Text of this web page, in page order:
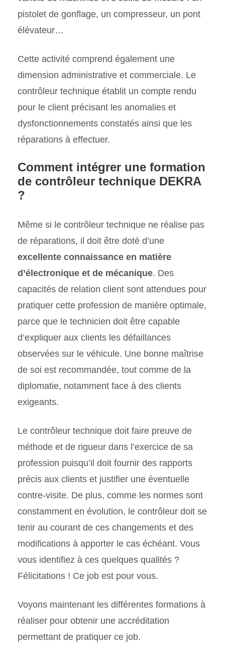
pistolet de gonflage, un compresseur, un pont
élévateur…
Cette activité comprend également une
dimension administrative et commerciale. Le
contrôleur technique établit un compte rendu
pour le client précisant les anomalies et
dysfonctionnements constatés ainsi que les
réparations à effectuer.
Comment intégrer une formation
de contrôleur technique DEKRA
?
Même si le contrôleur technique ne réalise pas
de réparations, il doit être doté d’une
excellente connaissance en matière
d’électronique et de mécanique. Des
capacités de relation client sont attendues pour
pratiquer cette profession de manière optimale,
parce que le technicien doit être capable
d’expliquer aux clients les défaillances
observées sur le véhicule. Une bonne maîtrise
de soi est recommandée, tout comme de la
diplomatie, notamment face à des clients
exigeants.
Le contrôleur technique doit faire preuve de
méthode et de rigueur dans l’exercice de sa
profession puisqu’il doit fournir des rapports
précis aux clients et justifier une éventuelle
contre-visite. De plus, comme les normes sont
constamment en évolution, le contrôleur doit se
tenir au courant de ces changements et des
modifications à apporter le cas échéant. Vous
vous identifiez à ces quelques qualités ?
Félicitations ! Ce job est pour vous.
Voyons maintenant les différentes formations à
réaliser pour obtenir une accréditation
permettant de pratiquer ce job.